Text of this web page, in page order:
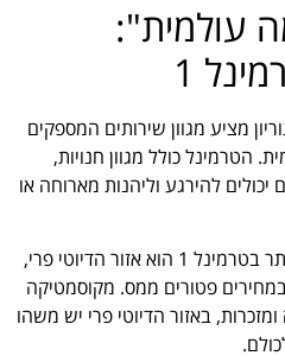
עולמית":
1
גוריון מציע מגוון שירותים המספקים
הטרמינל כולל מגוון חנויות,
להירגע וליהנות מארוחה או
אחד השירותים הפופולריים ביותר בטרמינל 1 הוא אזור הדיוטי פרי,
פטורים ממס. מקוסמטיקה
באזור הדיוטי פרי יש משהו